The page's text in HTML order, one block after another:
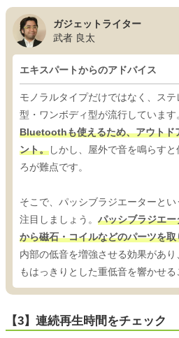
ガジェットライター
武者 良太
エキスパートからのアドバイス
モノラルタイプだけではなく、ス
型・ワンボディ型が流行しています
Bluetoothも使えるため、アウトド
ント。しかし、屋外で音を鳴らす
ろが難点です。
そこで、パッシブラジエーターと
注目しましょう。 パッシブラジエ
から磁石・コイルなどのパーツを
内部の低音を増強させる効果があ
もはっきりとした重低音を響かせる
【3】連続再生時間をチェック